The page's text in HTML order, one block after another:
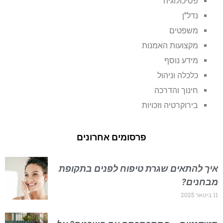
נדל"ן
משפטים
מקצועות האמנות
מידע נוסף
כלכלה וניהול
חינוך והדרכה
בירוקרטיה וזכויות
פרסומים אחרונים
איך להתאים שגרת טיפוח לפנים בתקופת
מבחנים?
11 בינואר 2025